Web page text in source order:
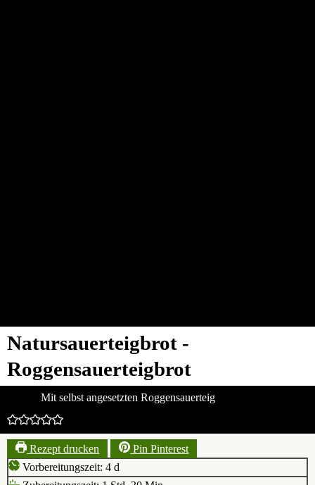
Natursauerteigbrot -
Roggensauerteigbrot
Mit selbst angesetzten Roggensauerteig
Rezept drucken
Pin Pinterest
Vorbereitungszeit:4Tage
d